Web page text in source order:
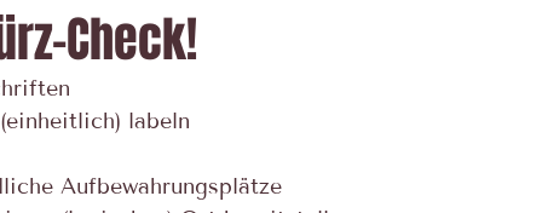
Check!
labeln
Aufbewahrungsplätze